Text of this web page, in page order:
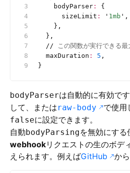
    bodyParser
:
{
      sizeLimit
: ' 1mb ' ,
    },
  },
  //
この関数が実行できる
  maxDuration
: 5 ,
}
bodyParserは自動的に有効で
して、またはraw-body で使用
falseに設定できます。
自動bodyParsingを無効にする
webhookリクエストの生のボデ
えられます。例えばGitHub か